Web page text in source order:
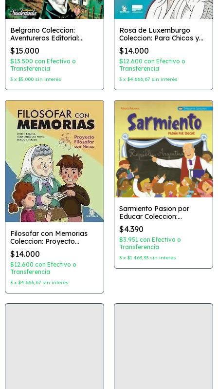
Belgrano Coleccion:
Aventureros Editorial:
Sudestada
$15.000
$13.500 con Efectivo o
Transferencia
3 x $5.000 sin interés
Rosa de Luxemburgo
Coleccion: Para Chicos y
Chicas Autor: Nadia Fink
Dibujante: Pitu Saa
Editorial: Chirimbote
$14.000
$12.600 con Efectivo o
Transferencia
3 x $4.666,67 sin interés
Filosofar con Memorias
Coleccion: Proyecto
Filosofar con Niñxs Autor:
Ayelen Branca Constanza
San Pedro Dibujante:
Sergio Andrade Editorial:
Chirimbote
$14.000
$12.600 con Efectivo o
Transferencia
3 x $4.666,67 sin interés
Sarmiento Pasion por
Educar Coleccion:
Primeros Lectores Autor:
Alberto Moreno Editorial:
Artemisa
$4.390
$3.951 con Efectivo o
Transferencia
3 x $1.463,33 sin interés